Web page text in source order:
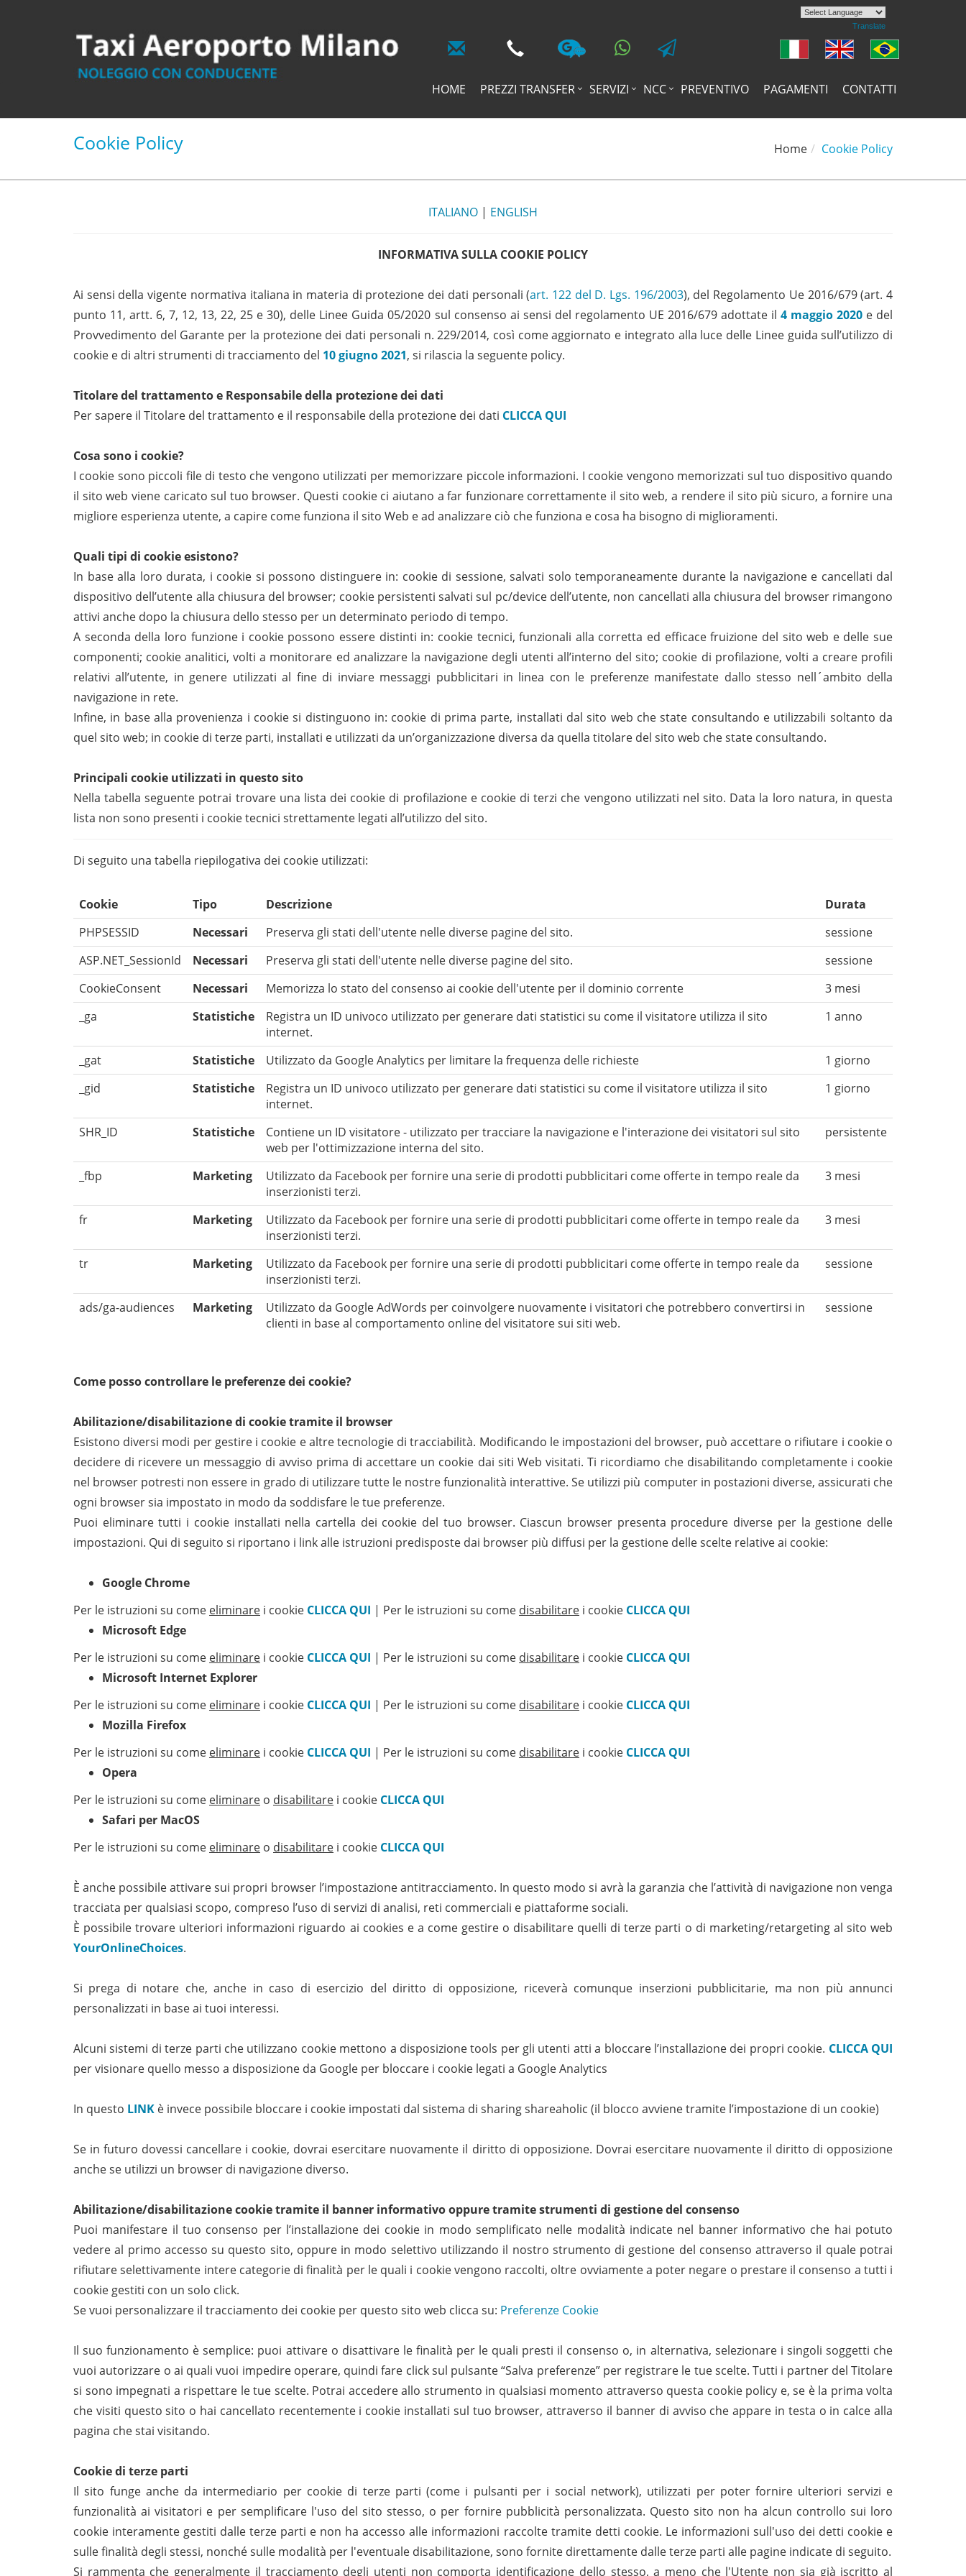
Translate
HOME PREZZI TRANSFER SERVIZI NCC PREVENTIVO PAGAMENTI CONTATTI
Cookie Policy Home Cookie Policy
ITALIANO | ENGLISH
INFORMATIVA SULLA COOKIE POLICY
Ai sensi della vigente normativa italiana in materia di protezione dei dati personali (art. 122 del D. Lgs. 196/2003), del Regolamento Ue 2016/679 (art. 4
punto 11, artt. 6, 7, 12, 13, 22, 25 e 30), delle Linee Guida 05/2020 sul consenso ai sensi del regolamento UE 2016/679 adottate il 4 maggio 2020e del
Provvedimento del Garante per la protezione dei dati personali n. 229/2014, così come aggiornato e integrato alla luce delle Linee guida sull’utilizzo di
cookie e di altri strumenti di tracciamento del 10 giugno 2021, si rilascia la seguente policy.
Titolare del trattamento e Responsabile della protezione dei dati
Per sapere il Titolare del trattamento e il responsabile della protezione dei dati CLICCA QUI
Cosa sono i cookie?
I cookie sono piccoli file di testo che vengono utilizzati per memorizzare piccole informazioni. I cookie vengono memorizzati sul tuo dispositivo quando
il sito web viene caricato sul tuo browser. Questi cookie ci aiutano a far funzionare correttamente il sito web, a rendere il sito più sicuro, a fornire una
migliore esperienza utente, a capire come funziona il sito Web e ad analizzare ciò che funziona e cosa ha bisogno di miglioramenti.
Quali tipi di cookie esistono?
In base alla loro durata, i cookie si possono distinguere in: cookie di sessione, salvati solo temporaneamente durante la navigazione e cancellati dal
dispositivo dell’utente alla chiusura del browser; cookie persistenti salvati sul pc/device dell’utente, non cancellati alla chiusura del browser rimangono
attivi anche dopo la chiusura dello stesso per un determinato periodo di tempo.
A seconda della loro funzione i cookie possono essere distinti in: cookie tecnici, funzionali alla corretta ed efficace fruizione del sito web e delle sue
componenti; cookie analitici, volti a monitorare ed analizzare la navigazione degli utenti all’interno del sito; cookie di profilazione, volti a creare profili
relativi all’utente, in genere utilizzati al fine di inviare messaggi pubblicitari in linea con le preferenze manifestate dallo stesso nell´ambito della
navigazione in rete.
Infine, in base alla provenienza i cookie si distinguono in: cookie di prima parte, installati dal sito web che state consultando e utilizzabili soltanto da
quel sito web; in cookie di terze parti, installati e utilizzati da un’organizzazione diversa da quella titolare del sito web che state consultando.
Principali cookie utilizzati in questo sito
Nella tabella seguente potrai trovare una lista dei cookie di profilazione e cookie di terzi che vengono utilizzati nel sito. Data la loro natura, in questa
lista non sono presenti i cookie tecnici strettamente legati all’utilizzo del sito.
Di seguito una tabella riepilogativa dei cookie utilizzati:
Cookie Tipo Descrizione
Durata
PHPSESSID
Necessari Preserva gli stati dell'utente nelle diverse pagine del sito.
sessione
ASP.NET_SessionId
Necessari Preserva gli stati dell'utente nelle diverse pagine del sito.
sessione
CookieConsent
Necessari Memorizza lo stato del consenso ai cookie dell'utente per il dominio corrente
3 mesi
_ga
Statistiche
Registra un ID univoco utilizzato per generare dati statistici su come il visitatore utilizza il sito
internet.
1 anno
_gat Statistiche Utilizzato da Google Analytics per limitare la frequenza delle richieste
1 giorno
_gid
Statistiche
Registra un ID univoco utilizzato per generare dati statistici su come il visitatore utilizza il sito
internet.
1 giorno
SHR_ID Statistiche
Contiene un ID visitatore - utilizzato per tracciare la navigazione e l'interazione dei visitatori sul sito
web per l'ottimizzazione interna del sito.
persistente
_fbp Marketing
Utilizzato da Facebook per fornire una serie di prodotti pubblicitari come offerte in tempo reale da
inserzionisti terzi.
3 mesi
fr Marketing
Utilizzato da Facebook per fornire una serie di prodotti pubblicitari come offerte in tempo reale da
inserzionisti terzi.
3 mesi
tr Marketing
Utilizzato da Facebook per fornire una serie di prodotti pubblicitari come offerte in tempo reale da
inserzionisti terzi.
sessione
ads/ga-audiences Marketing
Utilizzato da Google AdWords per coinvolgere nuovamente i visitatori che potrebbero convertirsi in
clienti in base al comportamento online del visitatore sui siti web.
sessione
Come posso controllare le preferenze dei cookie?
Abilitazione/disabilitazione di cookie tramite il browser
Esistono diversi modi per gestire i cookie e altre tecnologie di tracciabilità. Modificando le impostazioni del browser, può accettare o rifiutare i cookie o
decidere di ricevere un messaggio di avviso prima di accettare un cookie dai siti Web visitati. Ti ricordiamo che disabilitando completamente i cookie
nel browser potresti non essere in grado di utilizzare tutte le nostre funzionalità interattive. Se utilizzi più computer in postazioni diverse, assicurati che
ogni browser sia impostato in modo da soddisfare le tue preferenze.
Puoi eliminare tutti i cookie installati nella cartella dei cookie del tuo browser. Ciascun browser presenta procedure diverse per la gestione delle
impostazioni. Qui di seguito si riportano i link alle istruzioni predisposte dai browser più diffusi per la gestione delle scelte relative ai cookie:
Google Chrome
Per le istruzioni su come eliminare i cookie CLICCA QUI | Per le istruzioni su come disabilitare i cookie CLICCA QUI
Microsoft Edge
Per le istruzioni su come eliminare i cookie CLICCA QUI | Per le istruzioni su come disabilitare i cookie CLICCA QUI
Microsoft Internet Explorer
Per le istruzioni su come eliminare i cookie CLICCA QUI | Per le istruzioni su come disabilitare i cookie CLICCA QUI
Mozilla Firefox
Per le istruzioni su come eliminare i cookie CLICCA QUI | Per le istruzioni su come disabilitare i cookie CLICCA QUI
Opera
Per le istruzioni su come eliminare o disabilitare i cookie CLICCA QUI
Safari per MacOS
Per le istruzioni su come eliminare o disabilitare i cookie CLICCA QUI
È anche possibile attivare sui propri browser l’impostazione antitracciamento. In questo modo si avrà la garanzia che l’attività di navigazione non venga
tracciata per qualsiasi scopo, compreso l’uso di servizi di analisi, reti commerciali e piattaforme sociali.
È possibile trovare ulteriori informazioni riguardo ai cookies e a come gestire o disabilitare quelli di terze parti o di marketing/retargeting al sito web
YourOnlineChoices.
Si prega di notare che, anche in caso di esercizio del diritto di opposizione, riceverà comunque inserzioni pubblicitarie, ma non più annunci
personalizzati in base ai tuoi interessi.
Alcuni sistemi di terze parti che utilizzano cookie mettono a disposizione tools per gli utenti atti a bloccare l’installazione dei propri cookie. CLICCA QUI
per visionare quello messo a disposizione da Google per bloccare i cookie legati a Google Analytics
In questo LINK è invece possibile bloccare i cookie impostati dal sistema di sharing shareaholic (il blocco avviene tramite l’impostazione di un cookie)
Se in futuro dovessi cancellare i cookie, dovrai esercitare nuovamente il diritto di opposizione. Dovrai esercitare nuovamente il diritto di opposizione
anche se utilizzi un browser di navigazione diverso.
Abilitazione/disabilitazione cookie tramite il banner informativo oppure tramite strumenti di gestione del consenso
Puoi manifestare il tuo consenso per l’installazione dei cookie in modo semplificato nelle modalità indicate nel banner informativo che hai potuto
vedere al primo accesso su questo sito, oppure in modo selettivo utilizzando il nostro strumento di gestione del consenso attraverso il quale potrai
rifiutare selettivamente intere categorie di finalità per le quali i cookie vengono raccolti, oltre ovviamente a poter negare o prestare il consenso a tutti i
cookie gestiti con un solo click.
Se vuoi personalizzare il tracciamento dei cookie per questo sito web clicca su: Preferenze Cookie
Il suo funzionamento è semplice: puoi attivare o disattivare le finalità per le quali presti il consenso o, in alternativa, selezionare i singoli soggetti che
vuoi autorizzare o ai quali vuoi impedire operare, quindi fare click sul pulsante “Salva preferenze” per registrare le tue scelte. Tutti i partner del Titolare
si sono impegnati a rispettare le tue scelte. Potrai accedere allo strumento in qualsiasi momento attraverso questa cookie policy e, se è la prima volta
che visiti questo sito o hai cancellato recentemente i cookie installati sul tuo browser, attraverso il banner di avviso che appare in testa o in calce alla
pagina che stai visitando.
Cookie di terze parti
Il sito funge anche da intermediario per cookie di terze parti (come i pulsanti per i social network), utilizzati per poter fornire ulteriori servizi e
funzionalità ai visitatori e per semplificare l'uso del sito stesso, o per fornire pubblicità personalizzata. Questo sito non ha alcun controllo sui loro
cookie interamente gestiti dalle terze parti e non ha accesso alle informazioni raccolte tramite detti cookie. Le informazioni sull'uso dei detti cookie e
sulle finalità degli stessi, nonché sulle modalità per l'eventuale disabilitazione, sono fornite direttamente dalle terze parti alle pagine indicate di seguito.
Si rammenta che generalmente il tracciamento degli utenti non comporta identificazione dello stesso, a meno che l'Utente non sia già iscritto al